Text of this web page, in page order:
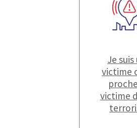
Je suis
victime
victime